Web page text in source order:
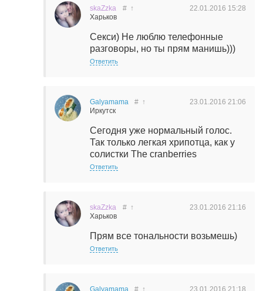
skaZzka
Харьков
22.01.2016 15:28
# ↑
Секси) Не люблю телефонные
разговоры, но ты прям манишь)))
Ответить
Galyamama
Иркутск
23.01.2016 21:06
# ↑
Сегодня уже нормальный голос.
Так только легкая хрипотца, как у
солистки The cranberries
Ответить
skaZzka
Харьков
23.01.2016 21:16
# ↑
Прям все тональности возьмешь)
Ответить
Galyamama
23.01.2016 21:18
# ↑